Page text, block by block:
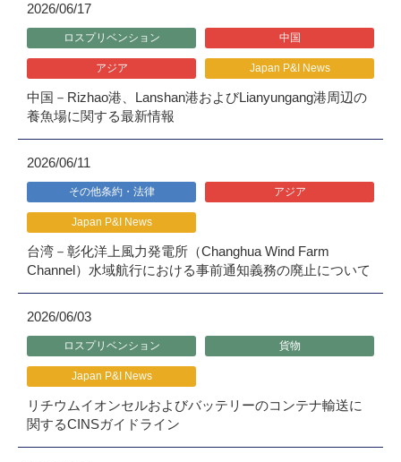
2026/06/17
ロスプリベンション 中国
アジア Japan P&I News
中国－Rizhao港、Lanshan港およびLianyungang港周辺の
養魚場に関する最新情報
2026/06/11
その他条約・法律 アジア
Japan P&I News
台湾－彰化洋上風力発電所（Changhua Wind Farm
Channel）水域航行における事前通知義務の廃止について
2026/06/03
ロスプリベンション 貨物
Japan P&I News
リチウムイオンセルおよびバッテリーのコンテナ輸送に
関するCINSガイドライン